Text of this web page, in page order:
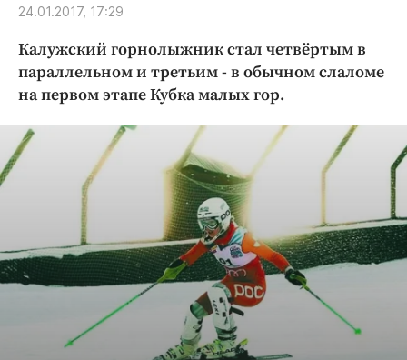
Народные новости
Авто и транспорт
Благоустройство
Криминал
Недвижимость и ЖКХ
Образование
Общество
Погода
Праздники
Происшествия
Экономика и бизнес
24.01.2017, 17:29
Калужский горнолыжник стал четвёртым в
параллельном и третьим - в обычном слаломе
на первом этапе Кубка малых гор.